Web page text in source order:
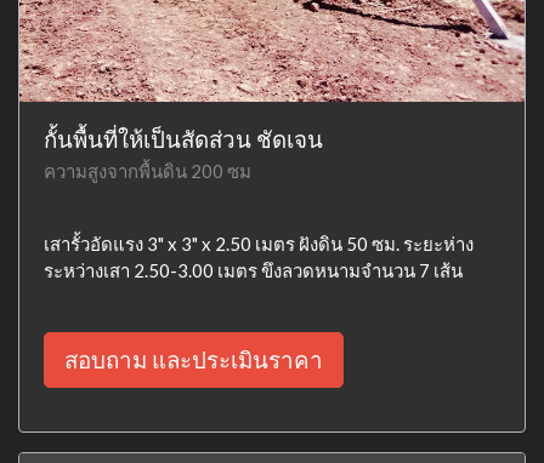
กั้นพื้นที่ให้เป็นสัดส่วน ชัดเจน
ความสูงจากพื้นดิน 200 ซม
เสารั้วอัดแรง 3" x 3" x 2.50 เมตร ฝังดิน 50 ซม. ระยะห่าง
ระหว่างเสา 2.50-3.00 เมตร ขึงลวดหนามจำนวน 7 เส้น
สอบถาม และประเมินราคา